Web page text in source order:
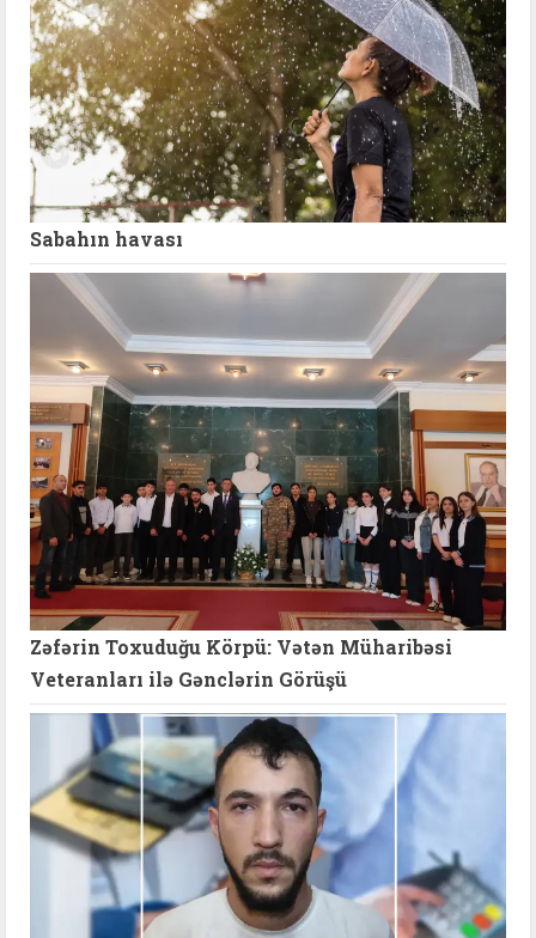
Sabahın havası
Zəfərin Toxuduğu Körpü: Vətən Müharibəsi
Veteranları ilə Gənclərin Görüşü